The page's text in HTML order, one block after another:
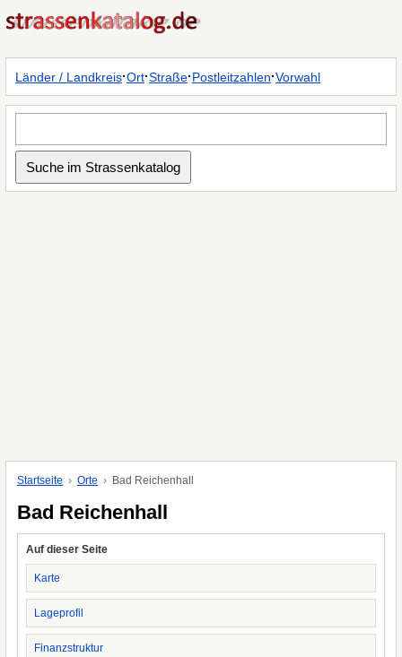
Länder / Landkreis·Ort·Straße·Postleitzahlen·Vorwahl
Startseite Orte Bad Reichenhall
Bad Reichenhall
Auf dieser Seite
Karte
Lageprofil
Finanzstruktur